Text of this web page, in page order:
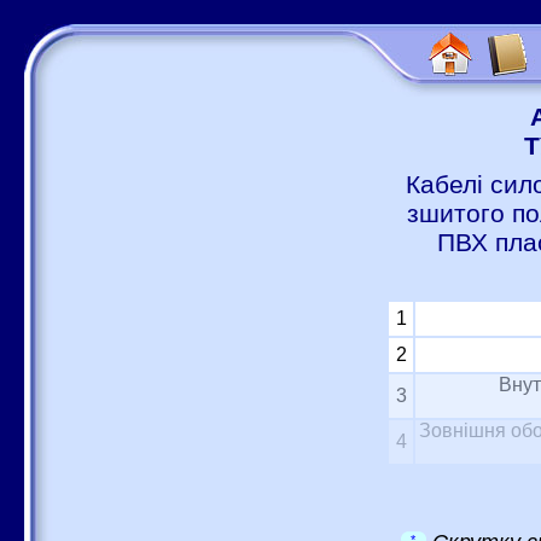
Кабелі
зшитого
ПВХ
1
2
3
4
Зовнішня